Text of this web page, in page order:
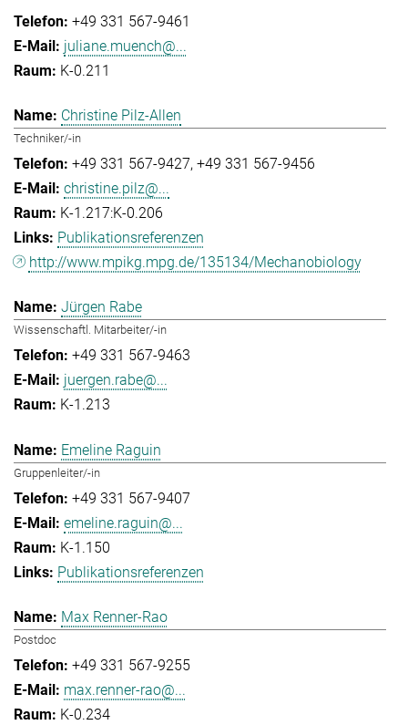
+49 331 567-9461
juliane.muench@...
K-0.211
Christine Pilz-Allen
Techniker/-in
+49 331 567-9427 +49 331 567-9456
christine.pilz@...
K-1.217:K-0.206
Publikationsreferenzen
http://www.mpikg.mpg.de/135134/Mechanobiology
Jürgen Rabe
Wissenschaftl. Mitarbeiter/-in
+49 331 567-9463
juergen.rabe@...
K-1.213
Emeline Raguin
Gruppenleiter/-in
+49 331 567-9407
emeline.raguin@...
K-1.150
Publikationsreferenzen
Max Renner-Rao
Postdoc
+49 331 567-9255
max.renner-rao@...
K-0.234